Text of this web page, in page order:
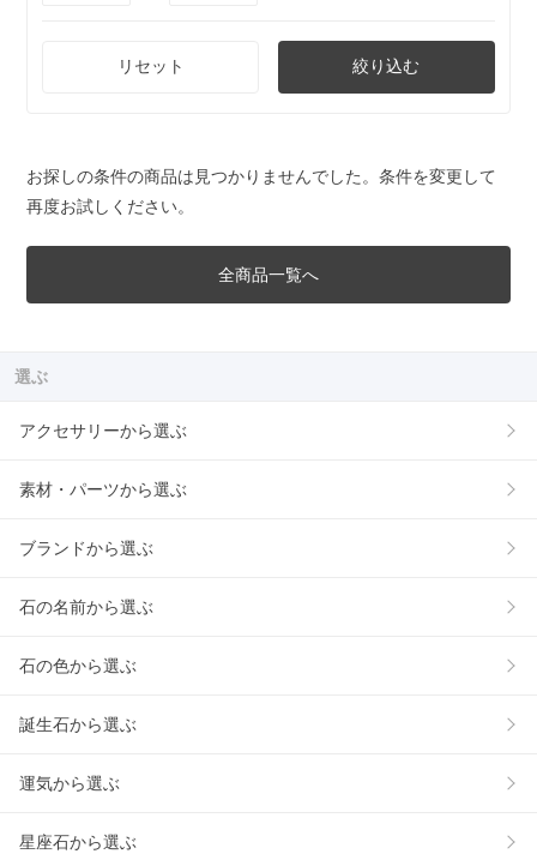
リセット 絞り込む
お探しの条件の商品は見つかりませんでした。条件を変更して
再度お試しください。
全商品一覧へ
選ぶ
アクセサリーから選ぶ
素材・パーツから選ぶ
ブランドから選ぶ
石の名前から選ぶ
石の色から選ぶ
誕生石から選ぶ
運気から選ぶ
星座石から選ぶ